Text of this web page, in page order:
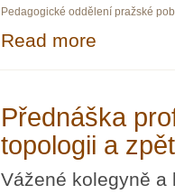
Pedagogické oddělení pražské
Read more
Přednáška
topologii a zpět
Vážené kolegyně a